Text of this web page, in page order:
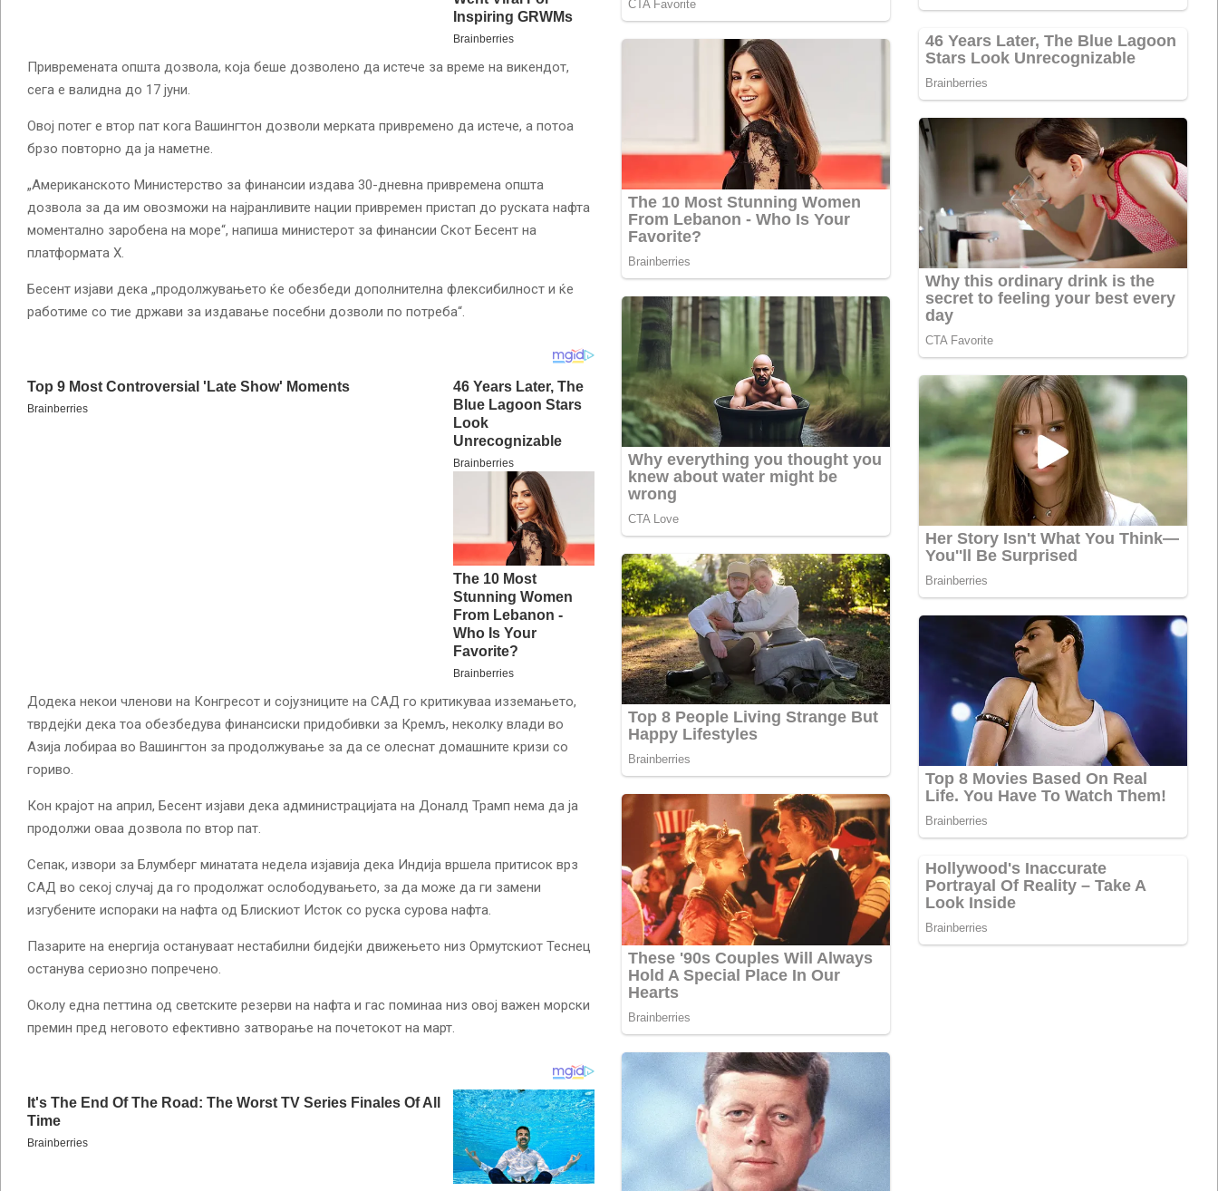
Привремената општа дозвола, која беше дозволено да истече за време на викендот,
сега е валидна до 17 јуни.
Овој потег е втор пат кога Вашингтон дозволи мерката привремено да истече, а потоа
брзо повторно да ја наметне.
„Американското Министерство за финансии издава 30-дневна привремена општа
дозвола за да им овозможи на најранливите нации привремен пристап до руската нафта
моментално заробена на море“, напиша министерот за финансии Скот Бесент на
платформата X.
Бесент изјави дека „продолжувањето ќе обезбеди дополнителна флексибилност и ќе
работиме со тие држави за издавање посебни дозволи по потреба“.
Додека некои членови на Конгресот и сојузниците на САД го критикуваа изземањето,
тврдејќи дека тоа обезбедува финансиски придобивки за Кремљ, неколку влади во
Азија лобираа во Вашингтон за продолжување за да се олеснат домашните кризи со
гориво.
Кон крајот на април, Бесент изјави дека администрацијата на Доналд Трамп нема да ја
продолжи оваа дозвола по втор пат.
Сепак, извори за Блумберг минатата недела изјавија дека Индија вршела притисок врз
САД во секој случај да го продолжат ослободувањето, за да може да ги замени
изгубените испораки на нафта од Блискиот Исток со руска сурова нафта.
Пазарите на енергија остануваат нестабилни бидејќи движењето низ Ормутскиот Теснец
останува сериозно попречено.
Околу една петтина од светските резерви на нафта и гас поминаа низ овој важен морски
премин пред неговото ефективно затворање на почетокот на март.